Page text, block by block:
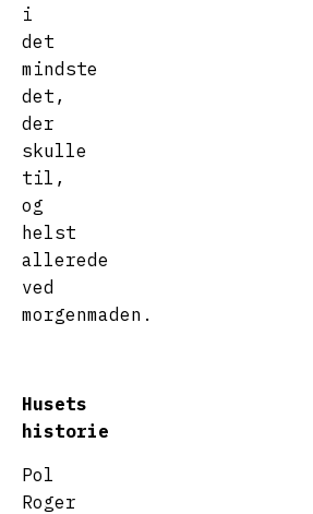
i
det
mindste
det,
der
skulle
til,
og
helst
allerede
ved
morgenmaden.
Husets
historie
Pol
Roger